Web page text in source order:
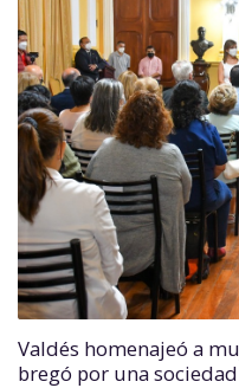
Valdés homenajeó a
bregó por una